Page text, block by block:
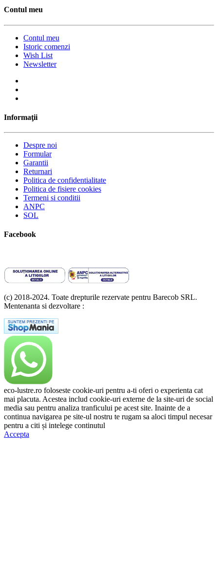
Contul meu
Contul meu
Istoric comenzi
Wish List
Newsletter
Informaţii
Despre noi
Formular
Garantii
Returnari
Politica de confidentialitate
Politica de fisiere cookies
Termeni si conditii
ANPC
SOL
Facebook
(c) 2018-2024. Toate drepturile rezervate pentru Barecob SRL.
Mentenanta si dezvoltare :
eco-lustre.ro foloseste cookie-uri pentru a-ti oferi o experienta cat
mai placuta. Acestea includ cookie-uri externe de la site-uri de social
media sau pentru analiza tranficului pe acest site. Inainte de a
continua navigarea pe site-ul nostru te rugam sa aloci timpul necesar
pentru a citi și intelege continutul
Accepta